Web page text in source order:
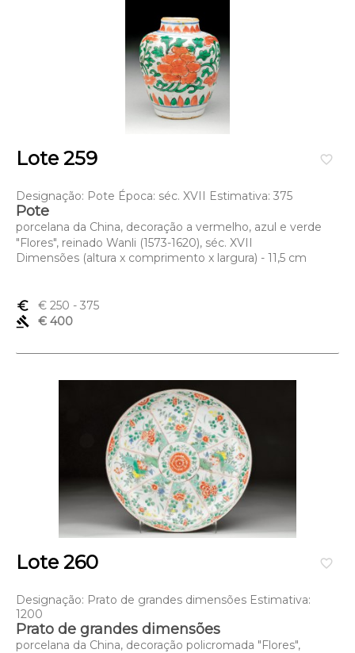
favorite_border
Lote 259
Designação: Pote Época: séc. XVII Estimativa: 375
Pote
porcelana da China, decoração a vermelho, azul e verde
"Flores", reinado Wanli (1573-1620), séc. XVII
Dimensões (altura x comprimento x largura) - 11,5 cm
euro_symbol € 250 - 375
gavel
€ 400
favorite_border
Lote 260
Designação: Prato de grandes dimensões Estimativa:
1200
Prato de grandes dimensões
porcelana da China, decoração policromada "Flores",